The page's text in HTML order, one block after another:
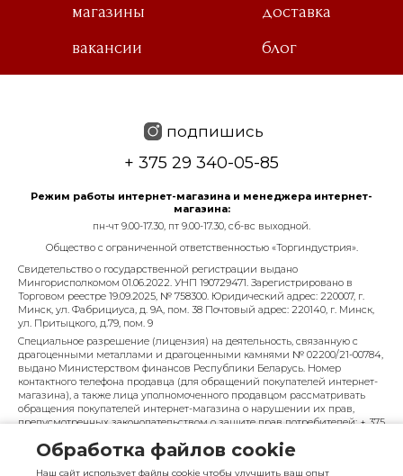
магазины
доставка
вакансии
блог
подпишись
+ 375 29 340-05-85
Режим работы интернет-магазина и менеджера интернет-
магазина:
пн-чт 9.00-17.30, пт 9.00-17.30, сб-вс выходной.
Общество с ограниченной ответственностью «Торгиндустрия».
Свидетельство о государственной регистрации выдано
Мингорисполкомом 01.06.2022. УНП 190729471. Зарегистрировано в
Торговом реестре 19.09.2025, № 758300. Юридический адрес: 220007, г.
Минск, ул. Фабрициуса, д. 9А, пом. 38 Почтовый адрес: 220140, г. Минск,
ул. Притыцкого, д.79, пом. 9
Специальное разрешение (лицензия) на деятельность, связанную с
драгоценными металлами и драгоценными камнями № 02200/21-00784,
выдано Министерством финансов Республики Беларусь. Номер
контактного телефона продавца (для обращений покупателей интернет-
магазина), а также лица уполномоченного продавцом рассматривать
обращения покупателей интернет-магазина о нарушении их прав,
предусмотренных законодательством о защите прав потребителей: + 375
управления по работе с обращениями граждан и юридических лиц
Минского городского исполнительного комитета, администрация
Обработка файлов cookie
Наш сайт использует файлы cookie чтобы улучшить ваш опыт